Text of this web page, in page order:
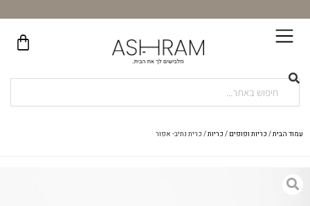
עמוד הבית/ כריות ופופים / כריות/ כרית נתיב- אפור